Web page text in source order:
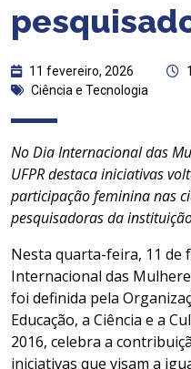
11 fevereiro, 2026
Ciência e Tecnologia
No Dia Internacional das
UFPR destaca iniciativas
participação feminina nas
pesquisadoras da
Nesta quarta-feira, 11 de
Internacional das
foi definida pela
Educação, a Ciência e a
2016, celebra a
iniciativas que visam a